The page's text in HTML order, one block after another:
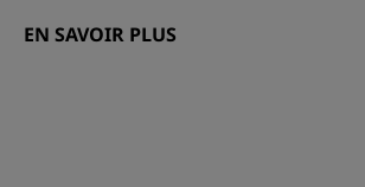
EN SAVOIR PLUS